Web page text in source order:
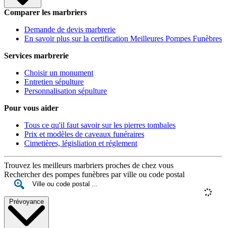
Comparer les marbriers
Demande de devis marbrerie
En savoir plus sur la certification Meilleures Pompes Funèbres
Services marbrerie
Choisir un monument
Entretien sépulture
Personnalisation sépulture
Pour vous aider
Tous ce qu'il faut savoir sur les pierres tombales
Prix et modèles de caveaux funéraires
Cimetières, législiation et réglement
Trouvez les meilleurs marbriers proches de chez vous
Rechercher des pompes funèbres par ville ou code postal
Prévoyance